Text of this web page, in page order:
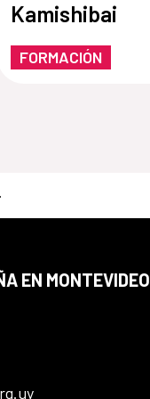
Kamishibai
FORMACIÓN
EN MONTEVIDEO